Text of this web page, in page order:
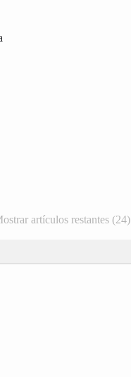
artículos restantes (24)